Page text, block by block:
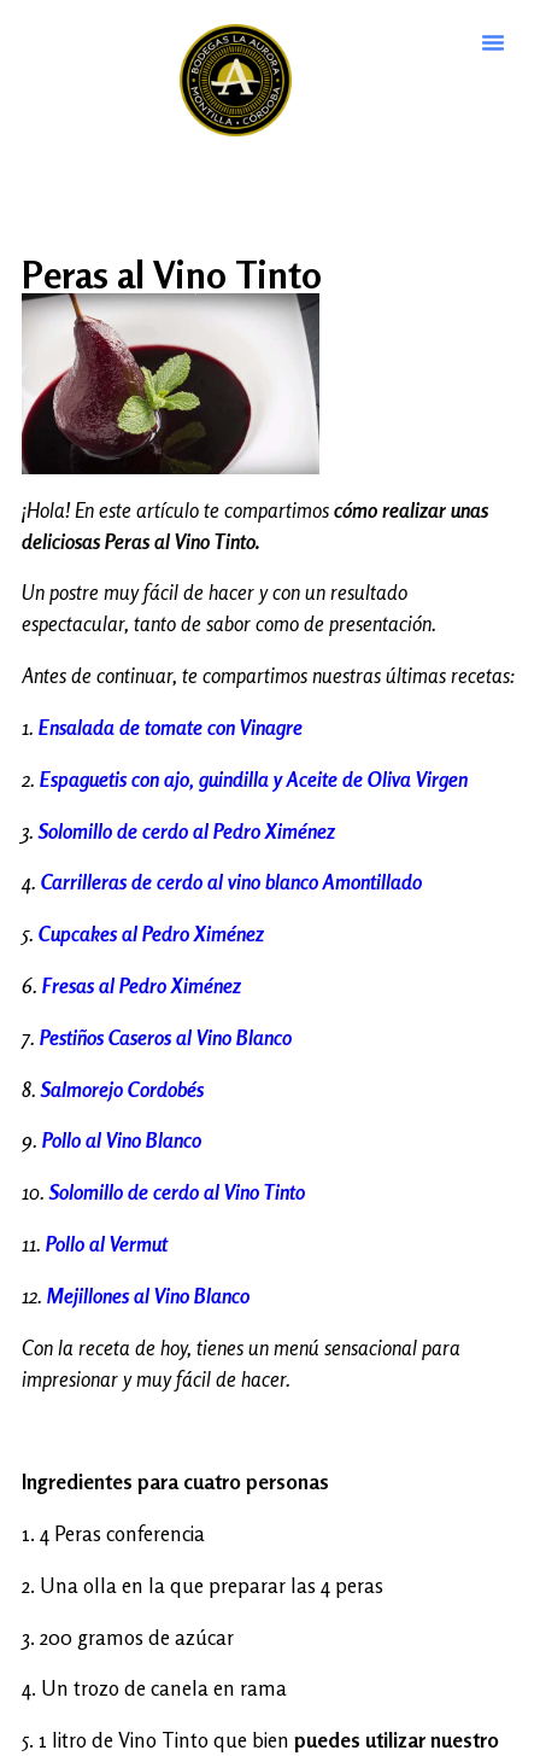
Peras al Vino Tinto
¡Hola! En este artículo te compartimos cómo realizar unas
deliciosas Peras al Vino Tinto.
Un postre muy fácil de hacer y con un resultado
espectacular, tanto de sabor como de presentación.
Antes de continuar, te compartimos nuestras últimas recetas:
1. Ensalada de tomate con Vinagre
2. Espaguetis con ajo, guindilla y Aceite de Oliva Virgen
3.Solomillo de cerdo al Pedro Ximénez
4. Carrilleras de cerdo al vino blanco Amontillado
5. Cupcakes al Pedro Ximénez
6. Fresas al Pedro Ximénez
7. Pestiños Caseros al Vino Blanco
8.Salmorejo Cordobés
9. Pollo al Vino Blanco
10.Solomillo de cerdo al Vino Tinto
11. Pollo al Vermut
12. Mejillones al Vino Blanco
Con la receta de hoy, tienes un menú sensacional para
impresionar y muy fácil de hacer.
Ingredientes para cuatro personas
1. 4 Peras conferencia
2. Una olla en la que preparar las 4 peras
3. 200 gramos de azúcar
4. Un trozo de canela en rama
5. 1 litro de Vino Tinto que bien puedes utilizar nuestro